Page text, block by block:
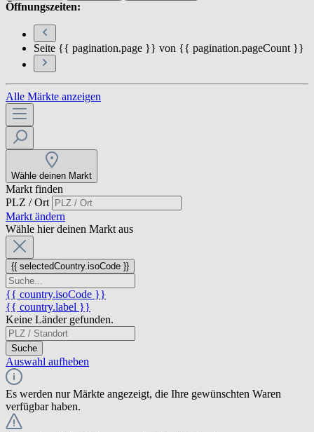
Öffnungszeiten:
Seite {{ pagination.page }} von {{ pagination.pageCount }}
Alle Märkte anzeigen
Wähle deinen Markt
Markt finden
PLZ / Ort
Markt ändern
Wähle hier deinen Markt aus
{{ selectedCountry.isoCode }}
{{ country.isoCode }}
{{ country.label }}
Keine Länder gefunden.
Suche
Auswahl aufheben
Es werden nur Märkte angezeigt, die Ihre gewünschten Waren
verfügbar haben.